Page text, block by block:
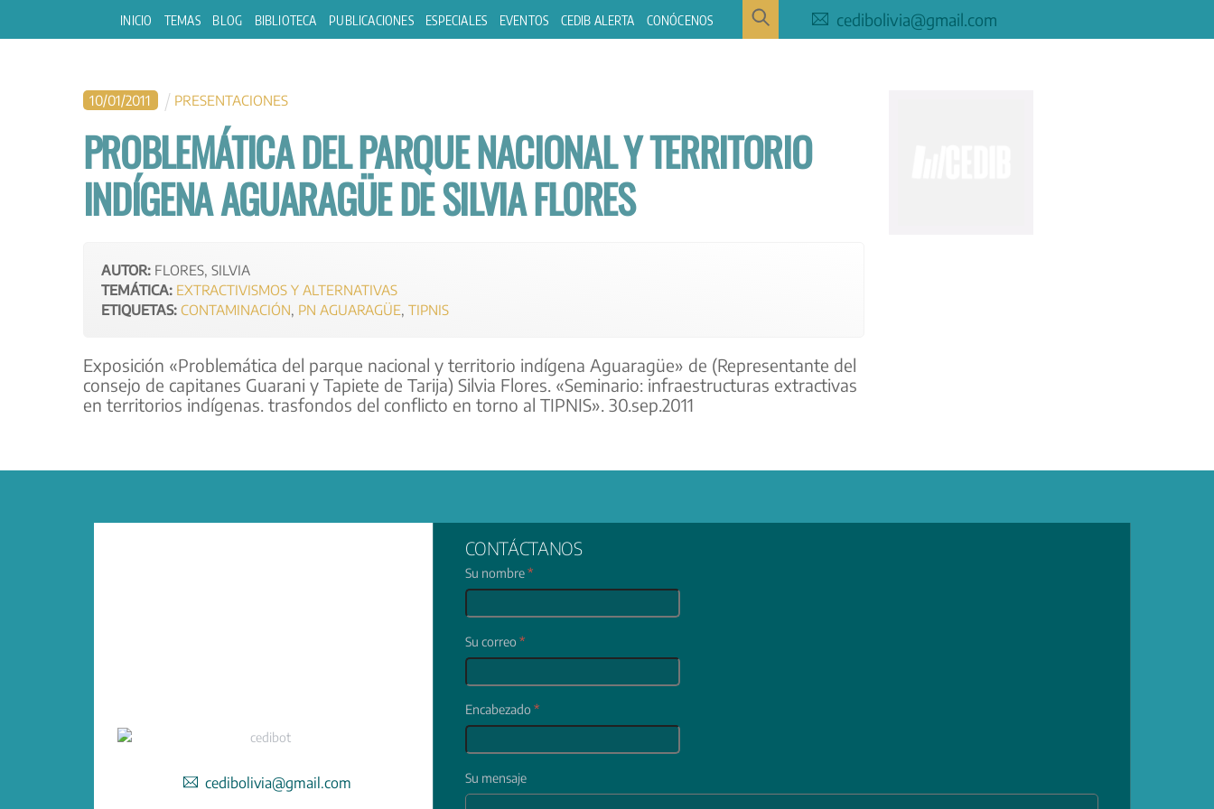
INICIO TEMAS BLOG BIBLIOTECA PUBLICACIONES ESPECIALES EVENTOS CEDIB ALERTA CONÓCENOS cedibolivia@gmail.com
10/01/2011 PRESENTACIONES
PROBLEMÁTICA DEL PARQUE NACIONAL Y TERRITORIO
INDÍGENA AGUARAGÜE DE SILVIA FLORES
AUTOR:FLORES, SILVIA
TEMÁTICA: EXTRACTIVISMOS Y ALTERNATIVAS
ETIQUETAS: CONTAMINACIÓN PN AGUARAGÜE, TIPNIS
Exposición «Problemática del parque nacional y territorio indígena Aguaragüe» de (Representante del
consejo de capitanes Guarani y Tapiete de Tarija) Silvia Flores. «Seminario: infraestructuras extractivas
en territorios indígenas. trasfondos del conflicto en torno al TIPNIS». 30.sep.2011
cedibolivia@gmail.com
CONTÁCTANOS
Su nombre*
Su correo *
Encabezado *
Su mensaje